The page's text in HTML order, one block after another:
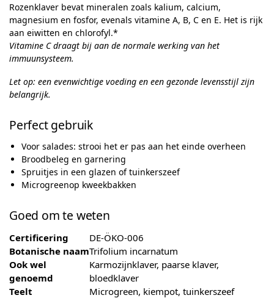
Rozenklaver bevat mineralen zoals kalium, calcium,
magnesium en fosfor, evenals vitamine A, B, C en E. Het is rijk
aan eiwitten en chlorofyl.*
Vitamine C draagt ​​bij aan de normale werking van het
immuunsysteem.
Let op: een evenwichtige voeding en een gezonde levensstijl zijn
belangrijk.
Perfect gebruik
Voor salades: strooi het er pas aan het einde overheen
Broodbeleg en garnering
Spruitjes in een glazen of tuinkerszeef
Microgreenop kweekbakken
Goed om te weten
Certificering
DE-ÖKO-006
Botanische naamTrifolium incarnatum
Ook wel
genoemd
Karmozijnklaver, paarse klaver,
bloedklaver
Teelt
Microgreen, kiempot, tuinkerszeef